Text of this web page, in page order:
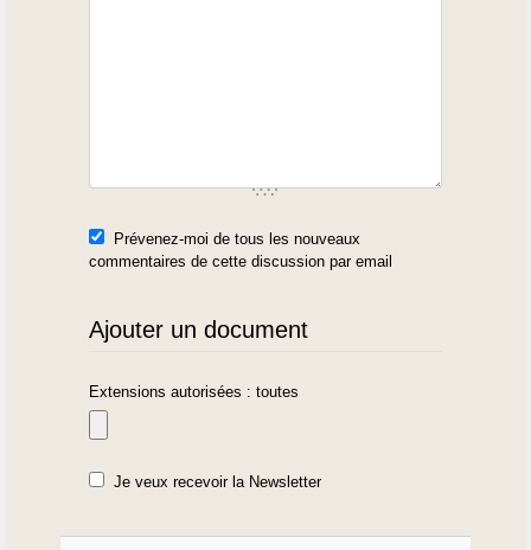
Prévenez-moi de tous les nouveaux
commentaires de cette discussion par email
Ajouter un document
Extensions autorisées : toutes
Je veux recevoir la Newsletter